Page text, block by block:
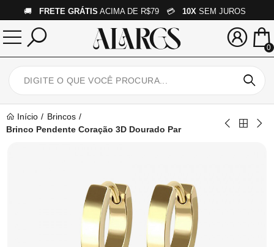
🚚 FRETE GRÁTIS ACIMA DE R$79 💳 10X SEM JUROS
0
Início
Brincos
Brinco Pendente Coração 3D Dourado Par